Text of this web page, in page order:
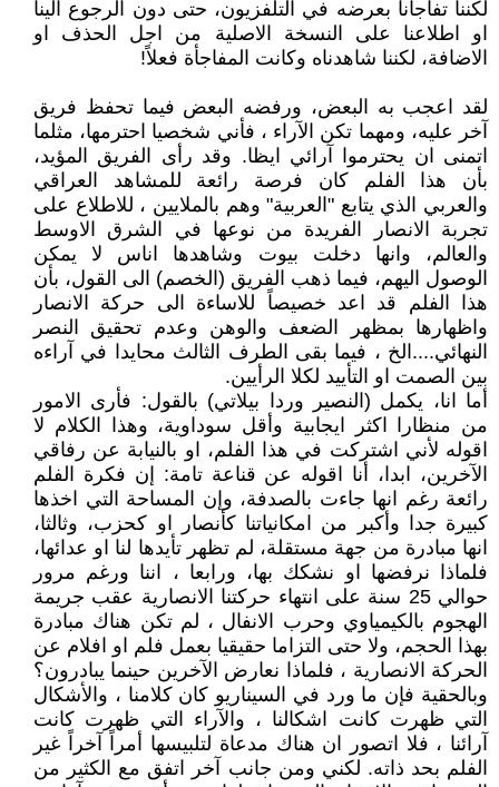
لكننا تفاجأنا بعرضه في التلفزيون، حتى دون الرجوع الينا
او اطلاعنا على النسخة الاصلية من اجل الحذف او
الاضافة، لكننا شاهدناه وكانت المفاجأة فعلاً!
لقد اعجب به البعض، ورفضه البعض فيما تحفظ فريق
آخر عليه، ومهما تكن الآراء ، فأني شخصيا احترمها، مثلما
اتمنى ان يحترموا آرائي ايظا. وقد رأى الفريق المؤيد،
بأن هذا الفلم كان فرصة رائعة للمشاهد العراقي
والعربي الذي يتابع "العربية" وهم بالملايين ، للاطلاع على
تجربة الانصار الفريدة من نوعها في الشرق الاوسط
والعالم، وانها دخلت بيوت وشاهدها اناس لا يمكن
الوصول اليهم، فيما ذهب الفريق (الخصم) الى القول، بأن
هذا الفلم قد اعد خصيصاً للاساءة الى حركة الانصار
واظهارها بمظهر الضعف والوهن وعدم تحقيق النصر
النهائي....الخ ، فيما بقى الطرف الثالث محايدا في آراءه
بين الصمت او التأييد لكلا الرأيين.
أما انا، يكمل (النصير وردا بيلاتي) بالقول: فأرى الامور
من منظارا اكثر ايجابية وأقل سوداوية، وهذا الكلام لا
اقوله لأني اشتركت في هذا الفلم، او بالنيابة عن رفاقي
الآخرين، ابدا، أنا اقوله عن قناعة تامة: إن فكرة الفلم
رائعة رغم انها جاءت بالصدفة، وإن المساحة التي اخذها
كبيرة جدا وأكبر من امكانياتنا كأنصار او كحزب، وثالثا،
انها مبادرة من جهة مستقلة، لم تظهر تأيدها لنا او عدائها،
فلماذا نرفضها او نشكك بها، ورابعا ، اننا ورغم مرور
حوالي 25 سنة على انتهاء حركتنا الانصارية عقب جريمة
الهجوم بالكيمياوي وحرب الانفال ، لم تكن هناك مبادرة
بهذا الحجم، ولا حتى التزاما حقيقيا بعمل فلم او افلام عن
الحركة الانصارية ، فلماذا نعارض الآخرين حينما يبادرون؟
وبالحقية فإن ما ورد في السيناريو كان كلامنا ، والأشكال
التي ظهرت كانت اشكالنا ، والآراء التي ظهرت كانت
آرائنا ، فلا اتصور ان هناك مدعاة لتلبيسها أمراً آخراً غير
الفلم بحد ذاته. لكني ومن جانب آخر اتفق مع الكثير من